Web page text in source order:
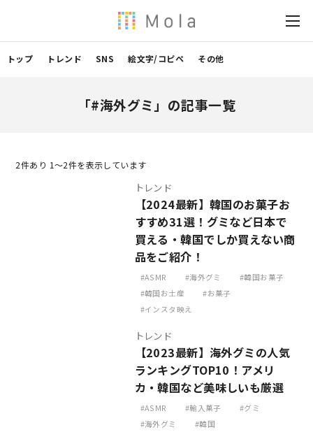
トップ トレンド SNS 絵文字/コピペ その他
「#海外グミ」の記事一覧
2件あり 1〜2件を表示しています
トレンド
【2024最新】韓国のお菓子お
すすめ31選！グミなど日本で
買える・韓国でしか買えない商
品をご紹介！
ASMR 海外グミ
韓国お菓子
韓国お土産
お菓子
インスタ映え
トレンド
【2023最新】海外グミの人気
ランキングTOP10！アメリ
カ・韓国など美味しいも厳選
ASMR 輸入菓子
グミ
海外グミ
韓国